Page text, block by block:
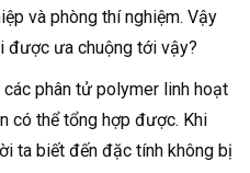
và phòng thí nghiệm. Vậy
được ưa chuộng tới vậy?
phân tử polymer linh hoạt
có thể tổng hợp được. Khi
ta biết đến đặc tính không bị